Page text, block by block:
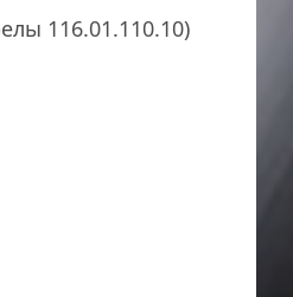
116.01.110.10)